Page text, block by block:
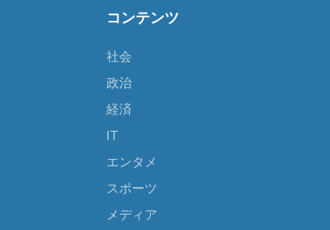
コンテンツ
社会
政治
経済
IT
エンタメ
スポーツ
メディア